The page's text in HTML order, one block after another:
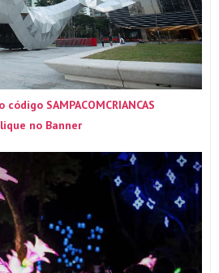
SAMPACOMCRIANCAS
no Banner